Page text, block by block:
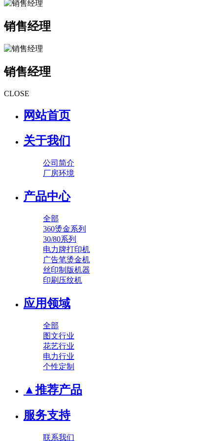
销售经理
销售经理
CLOSE
网站首页
关于我们
公司简介
厂房环境
产品中心
全部
360烫金系列
30/80系列
电力牌打印机
广告笔烫金机
丝印制版机器
印刷压纹机
应用领域
全部
图文行业
花艺行业
电力行业
个性定制
▲推荐产品
服务支持
联系我们